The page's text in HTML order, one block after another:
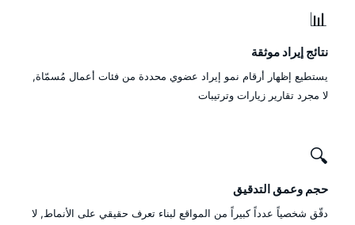
📊
نتائج إيراد موثقة
يستطيع إظهار أرقام نمو إيراد عضوي محددة من فئات أعمال مُسمّاة,
لا مجرد تقارير زيارات وترتيبات
🔍
حجم وعمق التدقيق
دقّق شخصياً عدداً كبيراً من المواقع لبناء تعرف حقيقي على الأنماط, لا